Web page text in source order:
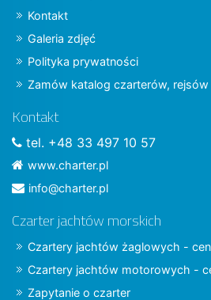
Kontakt
Galeria zdjęć
Polityka prywatności
Zamów katalog czarterów,
Kontakt
tel. +48 33 497 10 57
www.charter.pl
info@charter.pl
Czarter jachtów morskich
Czartery jachtów żaglowych -
Czartery jachtów motorowych -
Zapytanie o czarter